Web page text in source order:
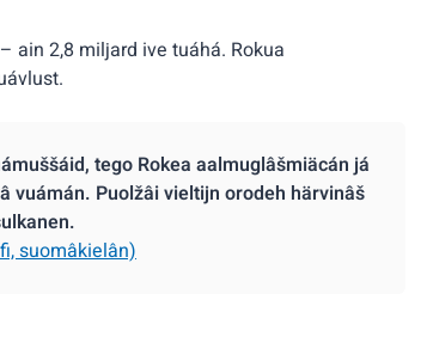
ain 2,8 miljard ive tuáhá. Rokua
tego Rokea aalmuglâšmiäcán já
vuámán. Puolžâi vieltijn orodeh härvinâš
suomâkielân)